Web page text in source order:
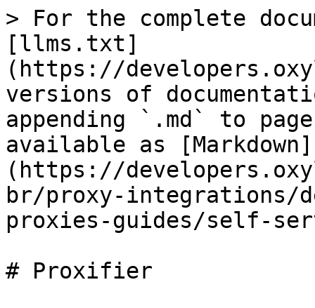
> For the complete
[llms.txt]
(https://
versions of
appending `.md` to
available as [Markdown]
(https://
br/proxy-integrations/
proxies-guides/self-
# Proxifier